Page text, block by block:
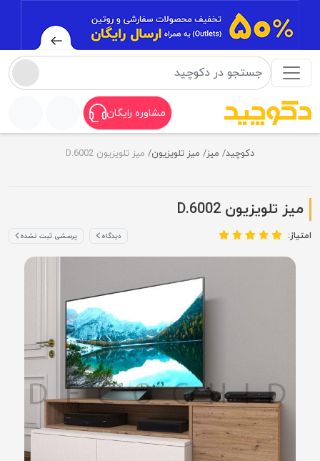
مشاوره رایگان
دکوچید میز میز تلویزیون میز تلویزیون D.6002
میز تلویزیون D.6002
امتیاز: دیدگاه پرسشی ثبت نشده